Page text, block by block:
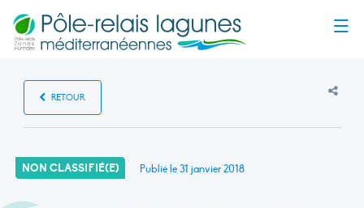
RETOUR
NON CLASSIFIÉ(E) Publié le31 janvier 2018